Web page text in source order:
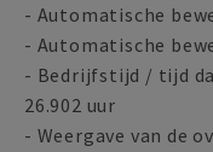
- Automatische
- Automatische
- Bedrijfstijd / tijd
26.902 uur
- Weergave van de